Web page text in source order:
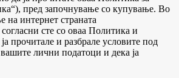
пред започнување со купување. Во
на интернет страната
сте со оваа Политика и
прочитале и разбрале условите под
лични податоци и дека ја